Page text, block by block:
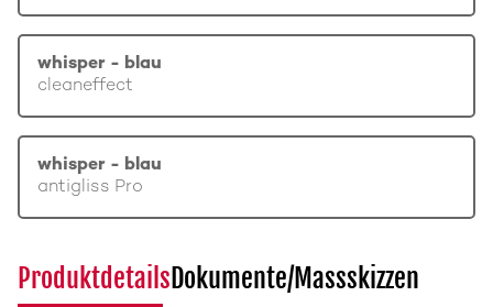
whisper - blau
cleaneffect
whisper - blau
antigliss Pro
ProduktdetailsDokumente/Massskizzen